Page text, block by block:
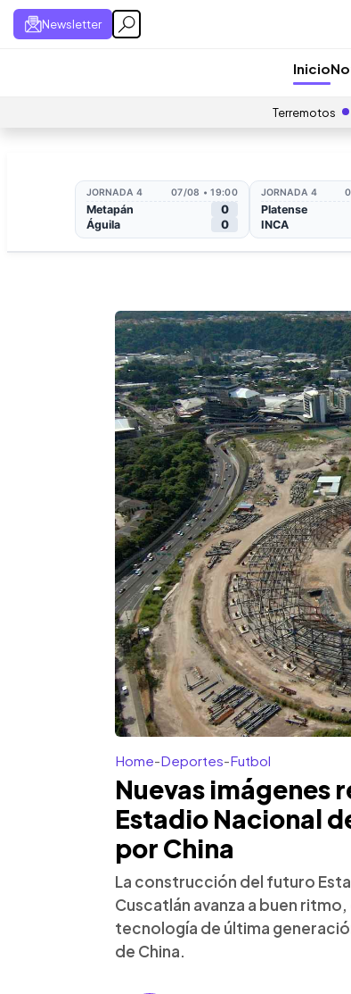
Newsletter
Inicio
Terremotos
Home-Deportes-Futbol
Nuevas imágenes
Estadio Nacional
por China
La construcción del futuro
Cuscatlán avanza a buen
tecnología de última
de China.